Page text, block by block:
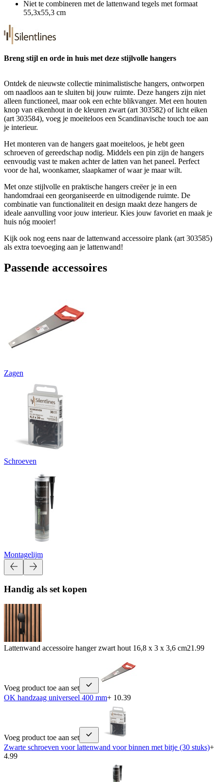
Niet te combineren met de lattenwand tegels met formaat
55,3x55,3 cm
Breng stijl en orde in huis met deze stijlvolle hangers
Ontdek de nieuwste collectie minimalistische hangers, ontworpen
om naadloos aan te sluiten bij jouw ruimte. Deze hangers zijn niet
alleen functioneel, maar ook een echte blikvanger. Met een houten
knop van eikenhout in de kleuren zwart (art 303582) of licht eiken
(art 303584), voeg je moeiteloos een Scandinavische touch toe aan
je interieur.
Het monteren van de hangers gaat moeiteloos, je hebt geen
schroeven of gereedschap nodig. Middels een pin zijn de hangers
eenvoudig vast te maken achter de latten van het paneel. Perfect
voor de hal, woonkamer, slaapkamer of waar je maar wilt.
Met onze stijlvolle en praktische hangers creëer je in een
handomdraai een georganiseerde en uitnodigende ruimte. De
combinatie van functionaliteit en design maakt deze hangers de
ideale aanvulling voor jouw interieur. Kies jouw favoriet en maak je
huis nóg mooier!
Kijk ook nog eens naar de lattenwand accessoire plank (art 303585)
als extra toevoeging aan je lattenwand!
Passende accessoires
Zagen
Schroeven
Montagelijm
Handig als set kopen
Lattenwand accessoire hanger zwart hout 16,8 x 3 x 3,6 cm21.99
Voeg product toe aan set
OK handzaag universeel 400 mm+ 10.39
Voeg product toe aan set
Zwarte schroeven voor lattenwand voor binnen met bitje (30 stuks)+
4.99